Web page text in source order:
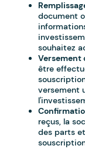
document
souhaitez
Versement
être
versement
reçus, la
des parts